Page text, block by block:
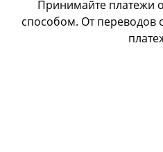
Принимайте платежи
способом. От переводов